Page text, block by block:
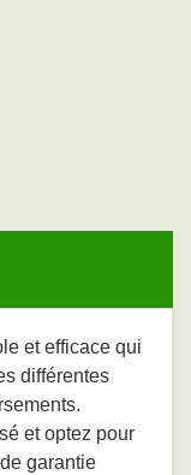
et efficace qui
différentes
et optez pour
garantie